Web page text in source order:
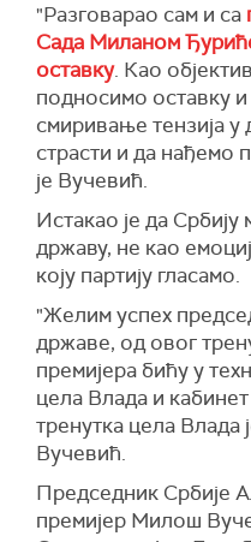
"Разговарао сам и са
Сада Миланом
оставку. Као
подносимо оставку и
смиривање тензија
страсти и да нађемо
је Вучевић.
Истакао је да
државу, не као
коју партију гласамо.
"Желим успех
државе, од овог
премијера бићу у
цела Влада и
тренутка цела Влада
Вучевић.
Председник Србије
премијер Милош